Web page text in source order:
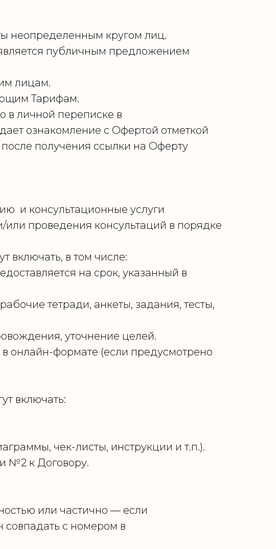
неопределенным кругом лиц.
публичным предложением
лицам.
Тарифам.
в личной переписке в
ознакомление с Офертой отметкой
получения ссылки на Оферту
и консультационные услуги
или проведения консультаций в порядке
включать, в том числе:
на срок, указанный в
тетради, анкеты, задания, тесты,
уточнение целей.
онлайн-формате (если предусмотрено
включать:
чек-листы, инструкции и т.п.).
№2 к Договору.
или частично — если
с номером в